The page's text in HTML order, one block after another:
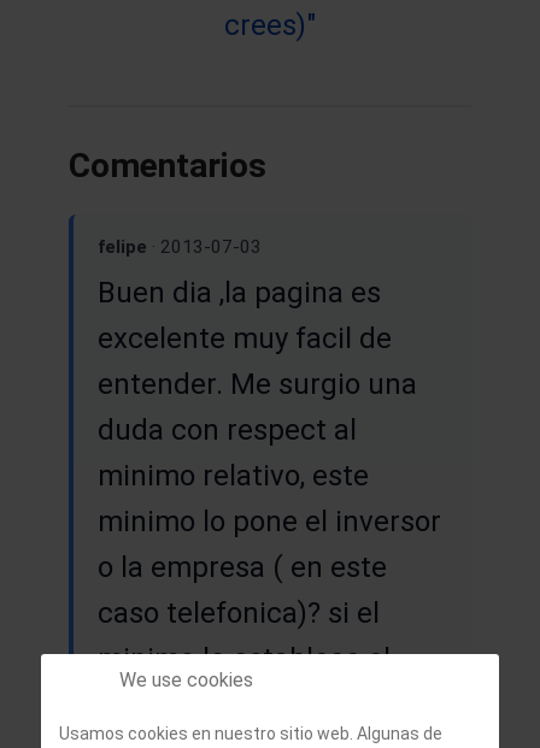
crees)"
Comentarios
felipe · 2013-07-03
Buen dia ,la pagina es
excelente muy facil de
entender. Me surgio una
duda con respect al
minimo relativo, este
minimo lo pone el inversor
o la empresa ( en este
caso telefonica)? si el
minimo lo establece el
We use cookies
Usamos cookies en nuestro sitio web. Algunas de